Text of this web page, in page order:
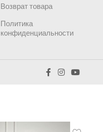
Возврат товара
Политика
конфиденциальности